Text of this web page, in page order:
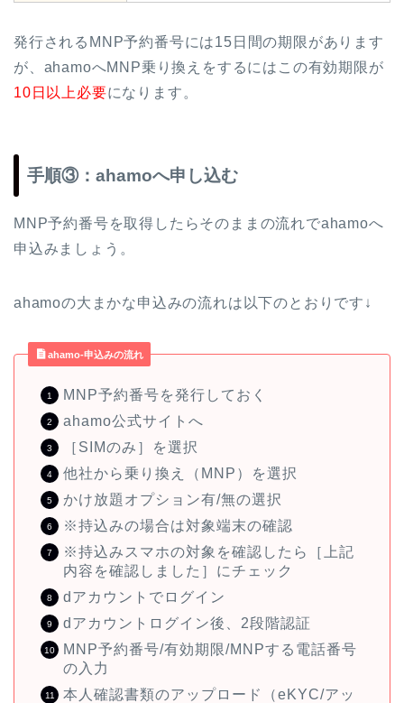
発行されるMNP予約番号には15日間の期限があります
が、ahamoへMNP乗り換えをするにはこの有効期限が
10日以上必要になります。
手順③：ahamoへ申し込む
MNP予約番号を取得したらそのままの流れでahamoへ
申込みましょう。
ahamoの大まかな申込みの流れは以下のとおりです↓
ahamo-申込みの流れ
MNP予約番号を発行しておく
ahamo公式サイトへ
［SIMのみ］を選択
他社から乗り換え（MNP）を選択
かけ放題オプション有/無の選択
※持込みの場合は対象端末の確認
※持込みスマホの対象を確認したら［上記
内容を確認しました］にチェック
dアカウントでログイン
dアカウントログイン後、2段階認証
MNP予約番号/有効期限/MNPする電話番号
の入力
本人確認書類のアップロード（eKYC/アッ